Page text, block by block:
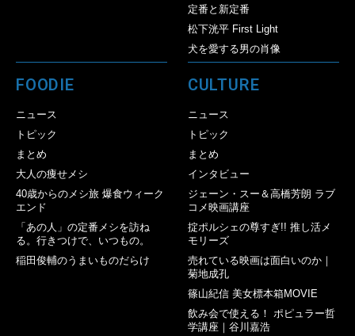
定番と新定番
松下洸平 First Light
犬を愛する男の肖像
FOODIE
ニュース
トピック
まとめ
大人の痩せメシ
40歳からのメシ旅 爆食ウィーク
エンド
「あの人」の定番メシを訪ね
る。行きつけで、いつもの。
稲田俊輔のうまいものだらけ
CULTURE
ニュース
トピック
まとめ
インタビュー
ジェーン・スー＆高橋芳朗 ラブ
コメ映画講座
掟ポルシェの尊すぎ!! 推し活メ
モリーズ
売れている映画は面白いのか｜
菊地成孔
篠山紀信 美女標本箱MOVIE
飲み会で使える！ ポピュラー哲
学講座｜谷川嘉浩